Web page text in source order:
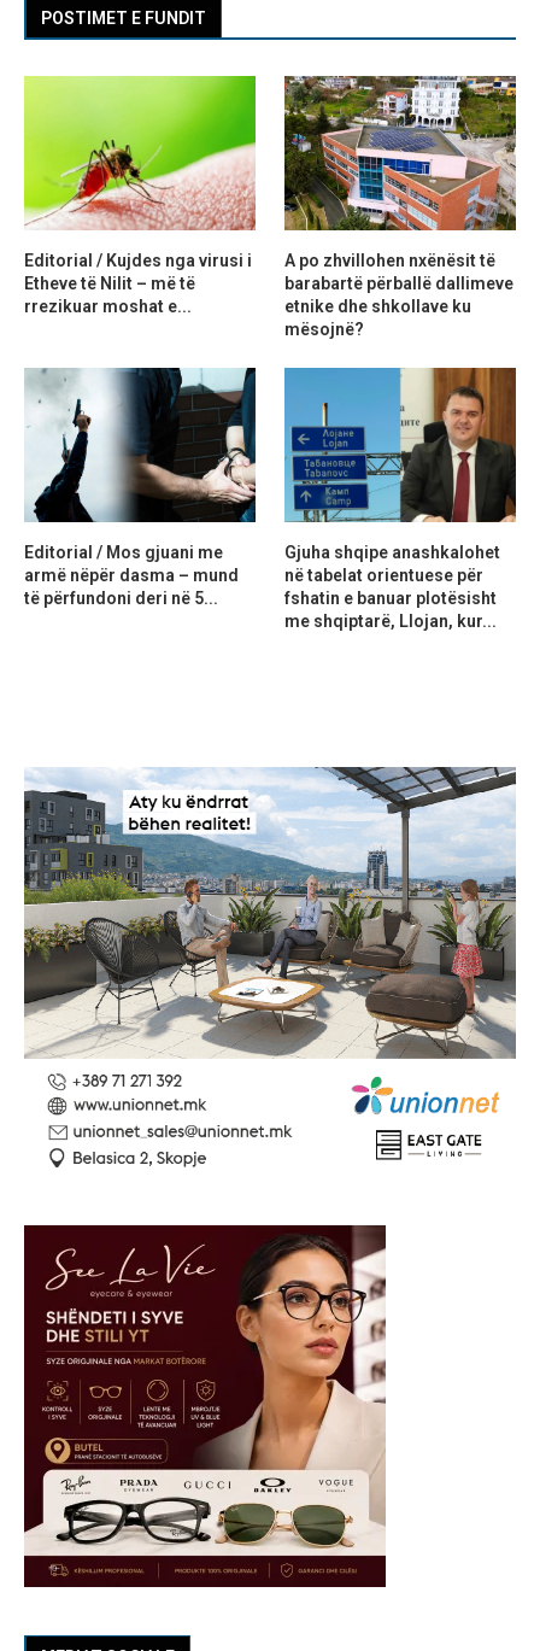
POSTIMET E FUNDIT
Editorial / Kujdes nga virusi i
Etheve të Nilit – më të
rrezikuar moshat e...
A po zhvillohen nxënësit të
barabartë përballë dallimeve
etnike dhe shkollave ku
mësojnë?
Editorial / Mos gjuani me
armë nëpër dasma – mund
të përfundoni deri në 5...
Gjuha shqipe anashkalohet
në tabelat orientuese për
fshatin e banuar plotësisht
me shqiptarë, Llojan, kur...